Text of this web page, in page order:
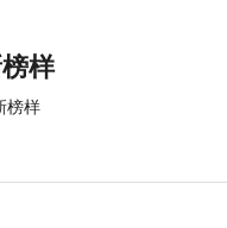
样
榜样